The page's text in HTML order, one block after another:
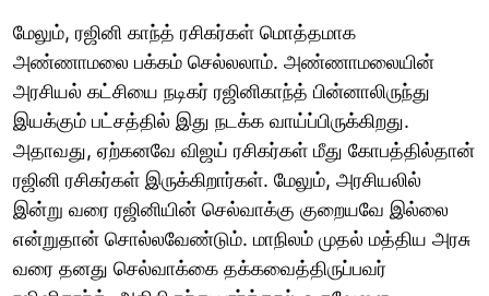
மேலும், ரஜினி காந்த் ரசிகர்கள் மொத்தமாக
அண்ணாமலை பக்கம் செல்லலாம். அண்ணாமலையின்
அரசியல் கட்சியை நடிகர் ரஜினிகாந்த் பின்னாலிருந்து
இயக்கும் பட்சத்தில் இது நடக்க வாய்ப்பிருக்கிறது.
அதாவது, ஏற்கனவே விஜய் ரசிகர்கள் மீது கோபத்தில்தான்
ரஜினி ரசிகர்கள் இருக்கிறார்கள். மேலும், அரசியலில்
இன்று வரை ரஜினியின் செல்வாக்கு குறையவே இல்லை
என்றுதான் சொல்லவேண்டும். மாநிலம் முதல் மத்திய அரசு
வரை தனது செல்வாக்கை தக்கவைத்திருப்பவர்